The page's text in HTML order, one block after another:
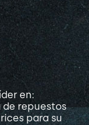
en:
de repuestos
para su